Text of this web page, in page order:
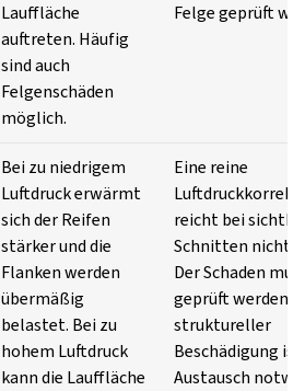
Lauffläche
auftreten. Häufig
sind auch
Felgenschäden
möglich.
Felge geprüft
Bei zu niedrigem
Luftdruck erwärmt
sich der Reifen
stärker und die
Flanken werden
übermäßig
belastet. Bei zu
hohem Luftdruck
kann die Lauffläche
Eine reine
reicht bei
Schnitten nicht
Der Schaden
geprüft werden;
struktureller
Beschädigung
Austausch